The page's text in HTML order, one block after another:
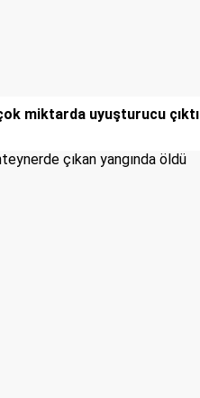
miktarda uyuşturucu çıktı